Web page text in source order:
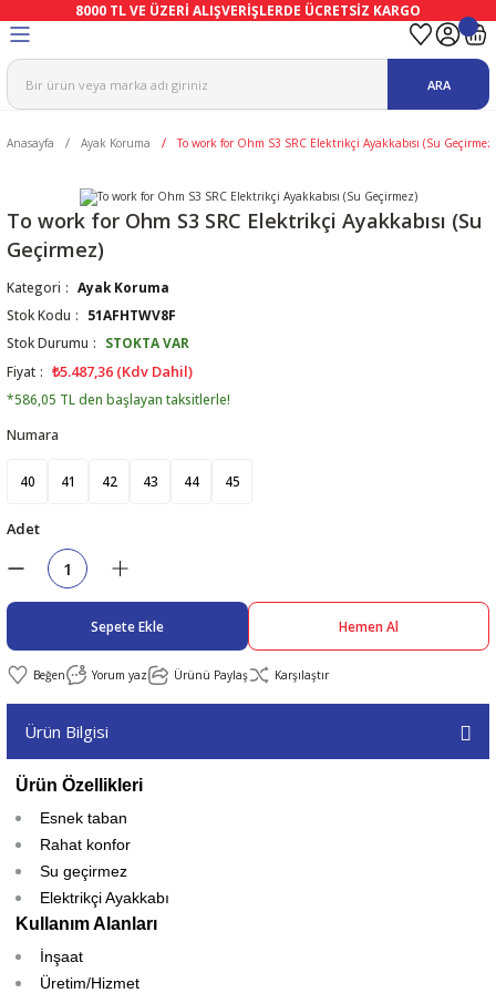
8000 TL VE ÜZERİ ALIŞVERİŞLERDE ÜCRETSİZ KARGO
Tulum
Eldivenler
Eldiven
Ve Vizör
Ekipmanları
ARA
Anasayfa Ayak Koruma To work for Ohm S3 SRC Elektrikçi Ayakkabısı (Su Geçirmez)
To work for Ohm S3 SRC Elektrikçi Ayakkabısı (Su
Geçirmez)
Kategori
Ayak Koruma
Stok Kodu
51AFHTWV8F
Stok Durumu
STOKTA VAR
Fiyat
₺5.487,36 (Kdv Dahil)
*586,05 TL den başlayan taksitlerle!
Numara
40 41 42 43 44 45
Adet
Sepete Ekle Hemen Al
Yorum yaz Ürünü Paylaş Karşılaştır
Ürün Bilgisi
Ürün Özellikleri
Esnek taban
Rahat konfor
Su geçirmez
Elektrikçi Ayakkabı
Kullanım Alanları
İnşaat
Üretim/Hizmet